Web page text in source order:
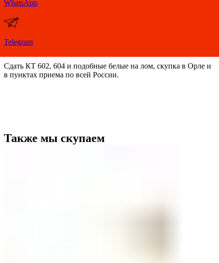
WhatsApp
Telegram
Сдать КТ 602, 604 и подобные белые на лом, скупка в Орле и
в пунктах приема по всей России.
Также мы скупаем